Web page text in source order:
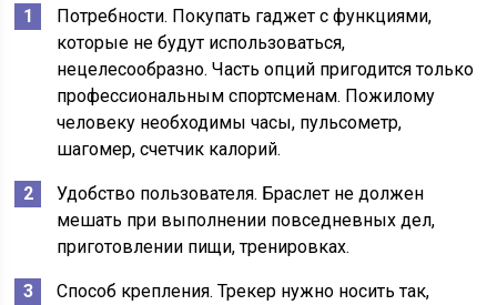
Потребности. Покупать гаджет с функциями,
которые не будут использоваться,
нецелесообразно. Часть опций пригодится только
профессиональным спортсменам. Пожилому
человеку необходимы часы, пульсометр,
шагомер, счетчик калорий.
Удобство пользователя. Браслет не должен
мешать при выполнении повседневных дел,
приготовлении пищи, тренировках.
Способ крепления. Трекер нужно носить так,